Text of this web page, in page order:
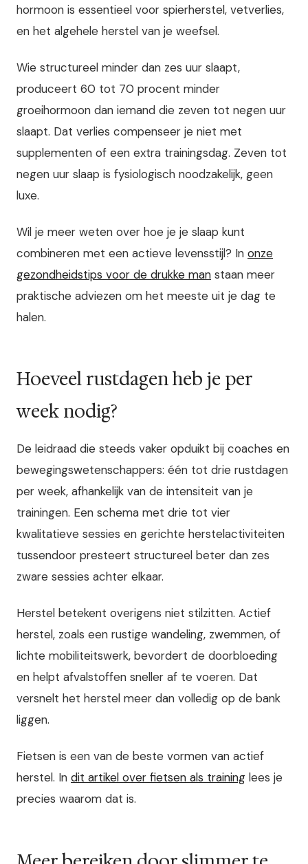
hormoon is essentieel voor spierherstel, vetverlies,
en het algehele herstel van je weefsel.
Wie structureel minder dan zes uur slaapt,
produceert 60 tot 70 procent minder
groeihormoon dan iemand die zeven tot negen uur
slaapt. Dat verlies compenseer je niet met
supplementen of een extra trainingsdag. Zeven tot
negen uur slaap is fysiologisch noodzakelijk, geen
luxe.
Wil je meer weten over hoe je je slaap kunt
combineren met een actieve levensstijl? In onze
gezondheidstips voor de drukke man staan meer
praktische adviezen om het meeste uit je dag te
halen.
Hoeveel rustdagen heb je per
week nodig?
De leidraad die steeds vaker opduikt bij coaches en
bewegingswetenschappers: één tot drie rustdagen
per week, afhankelijk van de intensiteit van je
trainingen. Een schema met drie tot vier
kwalitatieve sessies en gerichte herstelactiviteiten
tussendoor presteert structureel beter dan zes
zware sessies achter elkaar.
Herstel betekent overigens niet stilzitten. Actief
herstel, zoals een rustige wandeling, zwemmen, of
lichte mobiliteitswerk, bevordert de doorbloeding
en helpt afvalstoffen sneller af te voeren. Dat
versnelt het herstel meer dan volledig op de bank
liggen.
Fietsen is een van de beste vormen van actief
herstel. In dit artikel over fietsen als training lees je
precies waarom dat is.